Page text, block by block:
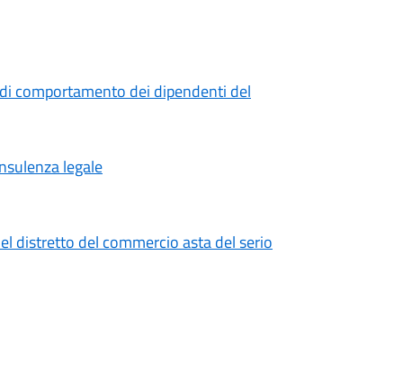
comportamento dei dipendenti del
legale
distretto del commercio asta del serio